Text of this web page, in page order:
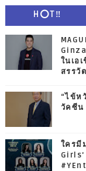
H⭕T‼
ในเอ
สรรวั
“ไข้ห
วัคซีน
ใครมี
Girls'